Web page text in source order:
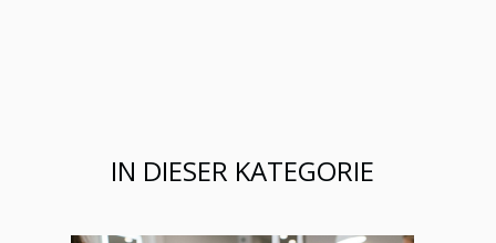
IN DIESER KATEGORIE